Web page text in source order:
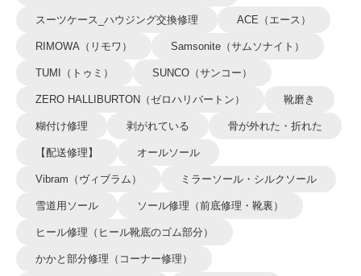
スーツケース_ハウジング交換修理 ACE（エース）
RIMOWA（リモワ） Samsonite（サムソナイト）
TUMI（トゥミ） SUNCO（サンコー）
ZERO HALLIBURTON（ゼロハリバートン） 靴磨き
糊付け修理 剥がれている 骨が外れた・折れた
【配送修理】 オールソール
Vibram（ヴィブラム） ミラーソール・シルクソール
雪道用ソール ソール修理（前底修理・靴裏）
ヒール修理（ヒール靴底のゴム部分）
かかと部分修理（コーナー修理）